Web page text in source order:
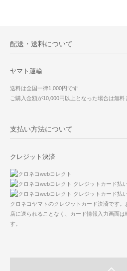
配送・送料について
ヤマト運輸
送料は全国一律1,000円です
ご購入金額が10,000円以上となった場合は無料
支払い方法について
クレジット決済
クロネコヤマトのクレジットカード決済です
店に送られることなく、カード情報入力画面
す。